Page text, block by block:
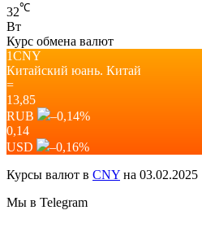
32℃
Вт
Курс обмена валют
1CNY
Китайский юань. Китай
=
13,85
RUB
–0,14%
0,14
USD
–0,16%
Курсы валют в CNY на 03.02.2025
Мы в Telegram